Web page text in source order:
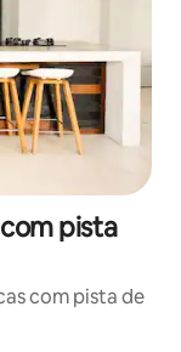
pista
com pista de